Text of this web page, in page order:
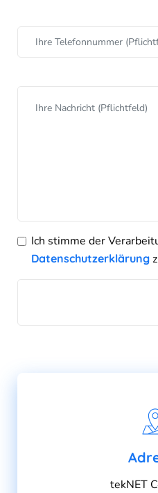
Ich stimme der
Datenschutzerklärung
tekNET